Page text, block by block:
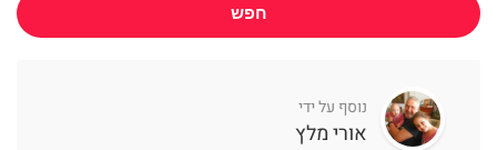
חפש
נוסף על ידי
אורי מלץ